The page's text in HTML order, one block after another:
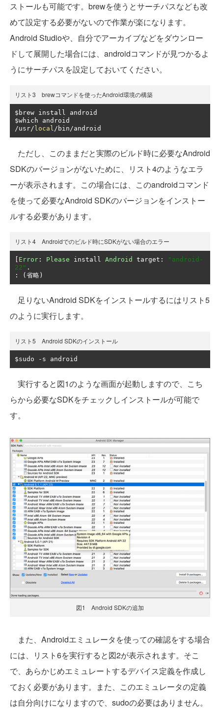
ストールも可能です。brewを使うとサーチパスなども改
めて設定する必要がないので作業が楽になります。
Android Studioや、自分でアーカイブなどをダウンロー
ドして展開した場合には、androidコマンドが見つかるよ
うにサーチパスを設定しておいてください。
リスト3 brewコマンドを使ったAndroid環境の構築
$brew install android
/usr/ local/ bin/android
ただし、このままだと実際のビルド時に必要なAndroid
SDKのバージョンがないために、リスト4のようなエラ
ーが表示されます。この場合には、このandroidコマンド
を使って必要なAndroid SDKのバージョンをインストー
ルする必要があります。
リスト4 Androidでのビルド時にSDKがない場合のエラー
Error : Please install Android target :
"android-
22" .
:
(省略)
足りないAndroid SDKをインストールするにはリスト5
のように実行します。
リスト5 Android SDKのインストール
$sudo - s android
実行すると図1のような画面が起動しますので、こち
らから必要なSDKをチェックしインストールが可能で
す。
図1 Android SDKの追加
また、Androidエミュレータを使っての確認をする場合
には、リスト6を実行すると図2が表示されます。そこ
で、あらかじめエミュレートするデバイス定義を作成し
ておく必要があります。また、このエミュレータの定義
は自分向けになりますので、sudoの必要はありません。